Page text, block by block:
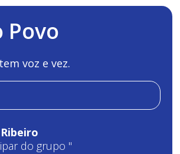
Povo
voz e vez.
do grupo "